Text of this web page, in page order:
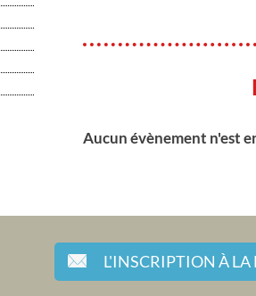
Aucun évènement n'est
L'INSCRIPTION À LA